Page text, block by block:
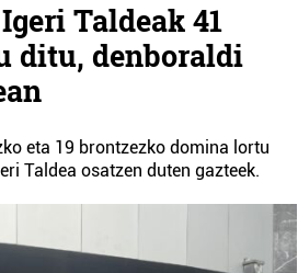
Taldeak 41
ditu, denboraldi
eta 19 brontzezko domina lortu
Taldea osatzen duten gazteek.